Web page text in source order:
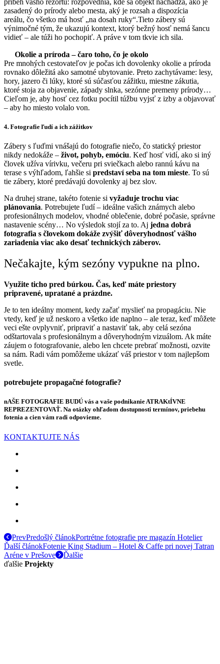
príbeh vášho rezortu: rozpovednia, kde sa objekt nachádza, ako je
zasadený do prírody alebo mesta, aký je rozsah a dispozícia
areálu, čo všetko má hosť „na dosah ruky“.Tieto zábery sú
výnimočné tým, že ukazujú kontext, ktorý bežný hosť nemá šancu
vidieť – ale túži ho pochopiť. A práve v tom tkvie ich sila.
Okolie a príroda – čaro toho, čo je okolo
Pre mnohých cestovateľov je počas ich dovolenky okolie a príroda
rovnako dôležitá ako samotné ubytovanie. Preto zachytávame: lesy,
hory, jazero či lúky, ktoré sú súčasťou zážitku, miestne zákutia,
ktoré stoja za objavenie, západy slnka, sezónne premeny prírody…
Cieľom je, aby hosť cez fotku pocítil túžbu vyjsť z izby a objavovať
– aby ho miesto volalo von.
4. Fotografie ľudí a ich zážitkov
Zábery s ľuďmi vnášajú do fotografie niečo, čo statický priestor
nikdy nedokáže – život, pohyb, emóciu. Keď hosť vidí, ako si iný
človek užíva vírivku, večeru pri sviečkach alebo rannú kávu na
terase s výhľadom, ľahšie si predstaví seba na tom mieste. To sú
tie zábery, ktoré predávajú dovolenky aj bez slov.
Na druhej strane, takéto fotenie si vyžaduje trochu viac
plánovania. Potrebujete ľudí – ideálne vašich známych alebo
profesionálnych modelov, vhodné oblečenie, dobré počasie, správne
nastavenie scény… No výsledok stojí za to. Aj jedna dobrá
fotografia s človekom dokáže zvýšiť dôveryhodnosť vášho
zariadenia viac ako desať technických záberov.
Nečakajte, kým sezóny vypukne na plno.
Využite ticho pred búrkou. Čas, keď máte priestory
pripravené, upratané a prázdne.
Je to ten ideálny moment, kedy začať myslieť na propagáciu. Nie
vtedy, keď je už neskoro a všetko ide naplno – ale teraz, keď môžete
veci ešte ovplyvniť, pripraviť a nastaviť tak, aby celá sezóna
odštartovala s profesionálnym a dôveryhodným vizuálom. Ak máte
záujem o fotografovanie, alebo len chcete prebrať možnosti, ozvite
sa nám. Radi vám pomôžeme ukázať váš priestor v tom najlepšom
svetle.
potrebujete propagačné fotografie?
nAŠE FOTOGRAFIE BUDÚ vás a vaše podnikanie ATRAKtÍVNE
REPREZENTOVAŤ. Na otázky ohľadom dostupnosti termínov, priebehu
fotenia a cien vám radi odpovieme.
KONTAKTUJTE NÁS
PrevPredošlý článokPortrétne fotografie pre magazín Hotelier
Ďalší článokFotenie King Stadium – Hotel & Caffe pri novej Tatran
Aréne v Prešove
Ďalšie
ďalšie Projekty